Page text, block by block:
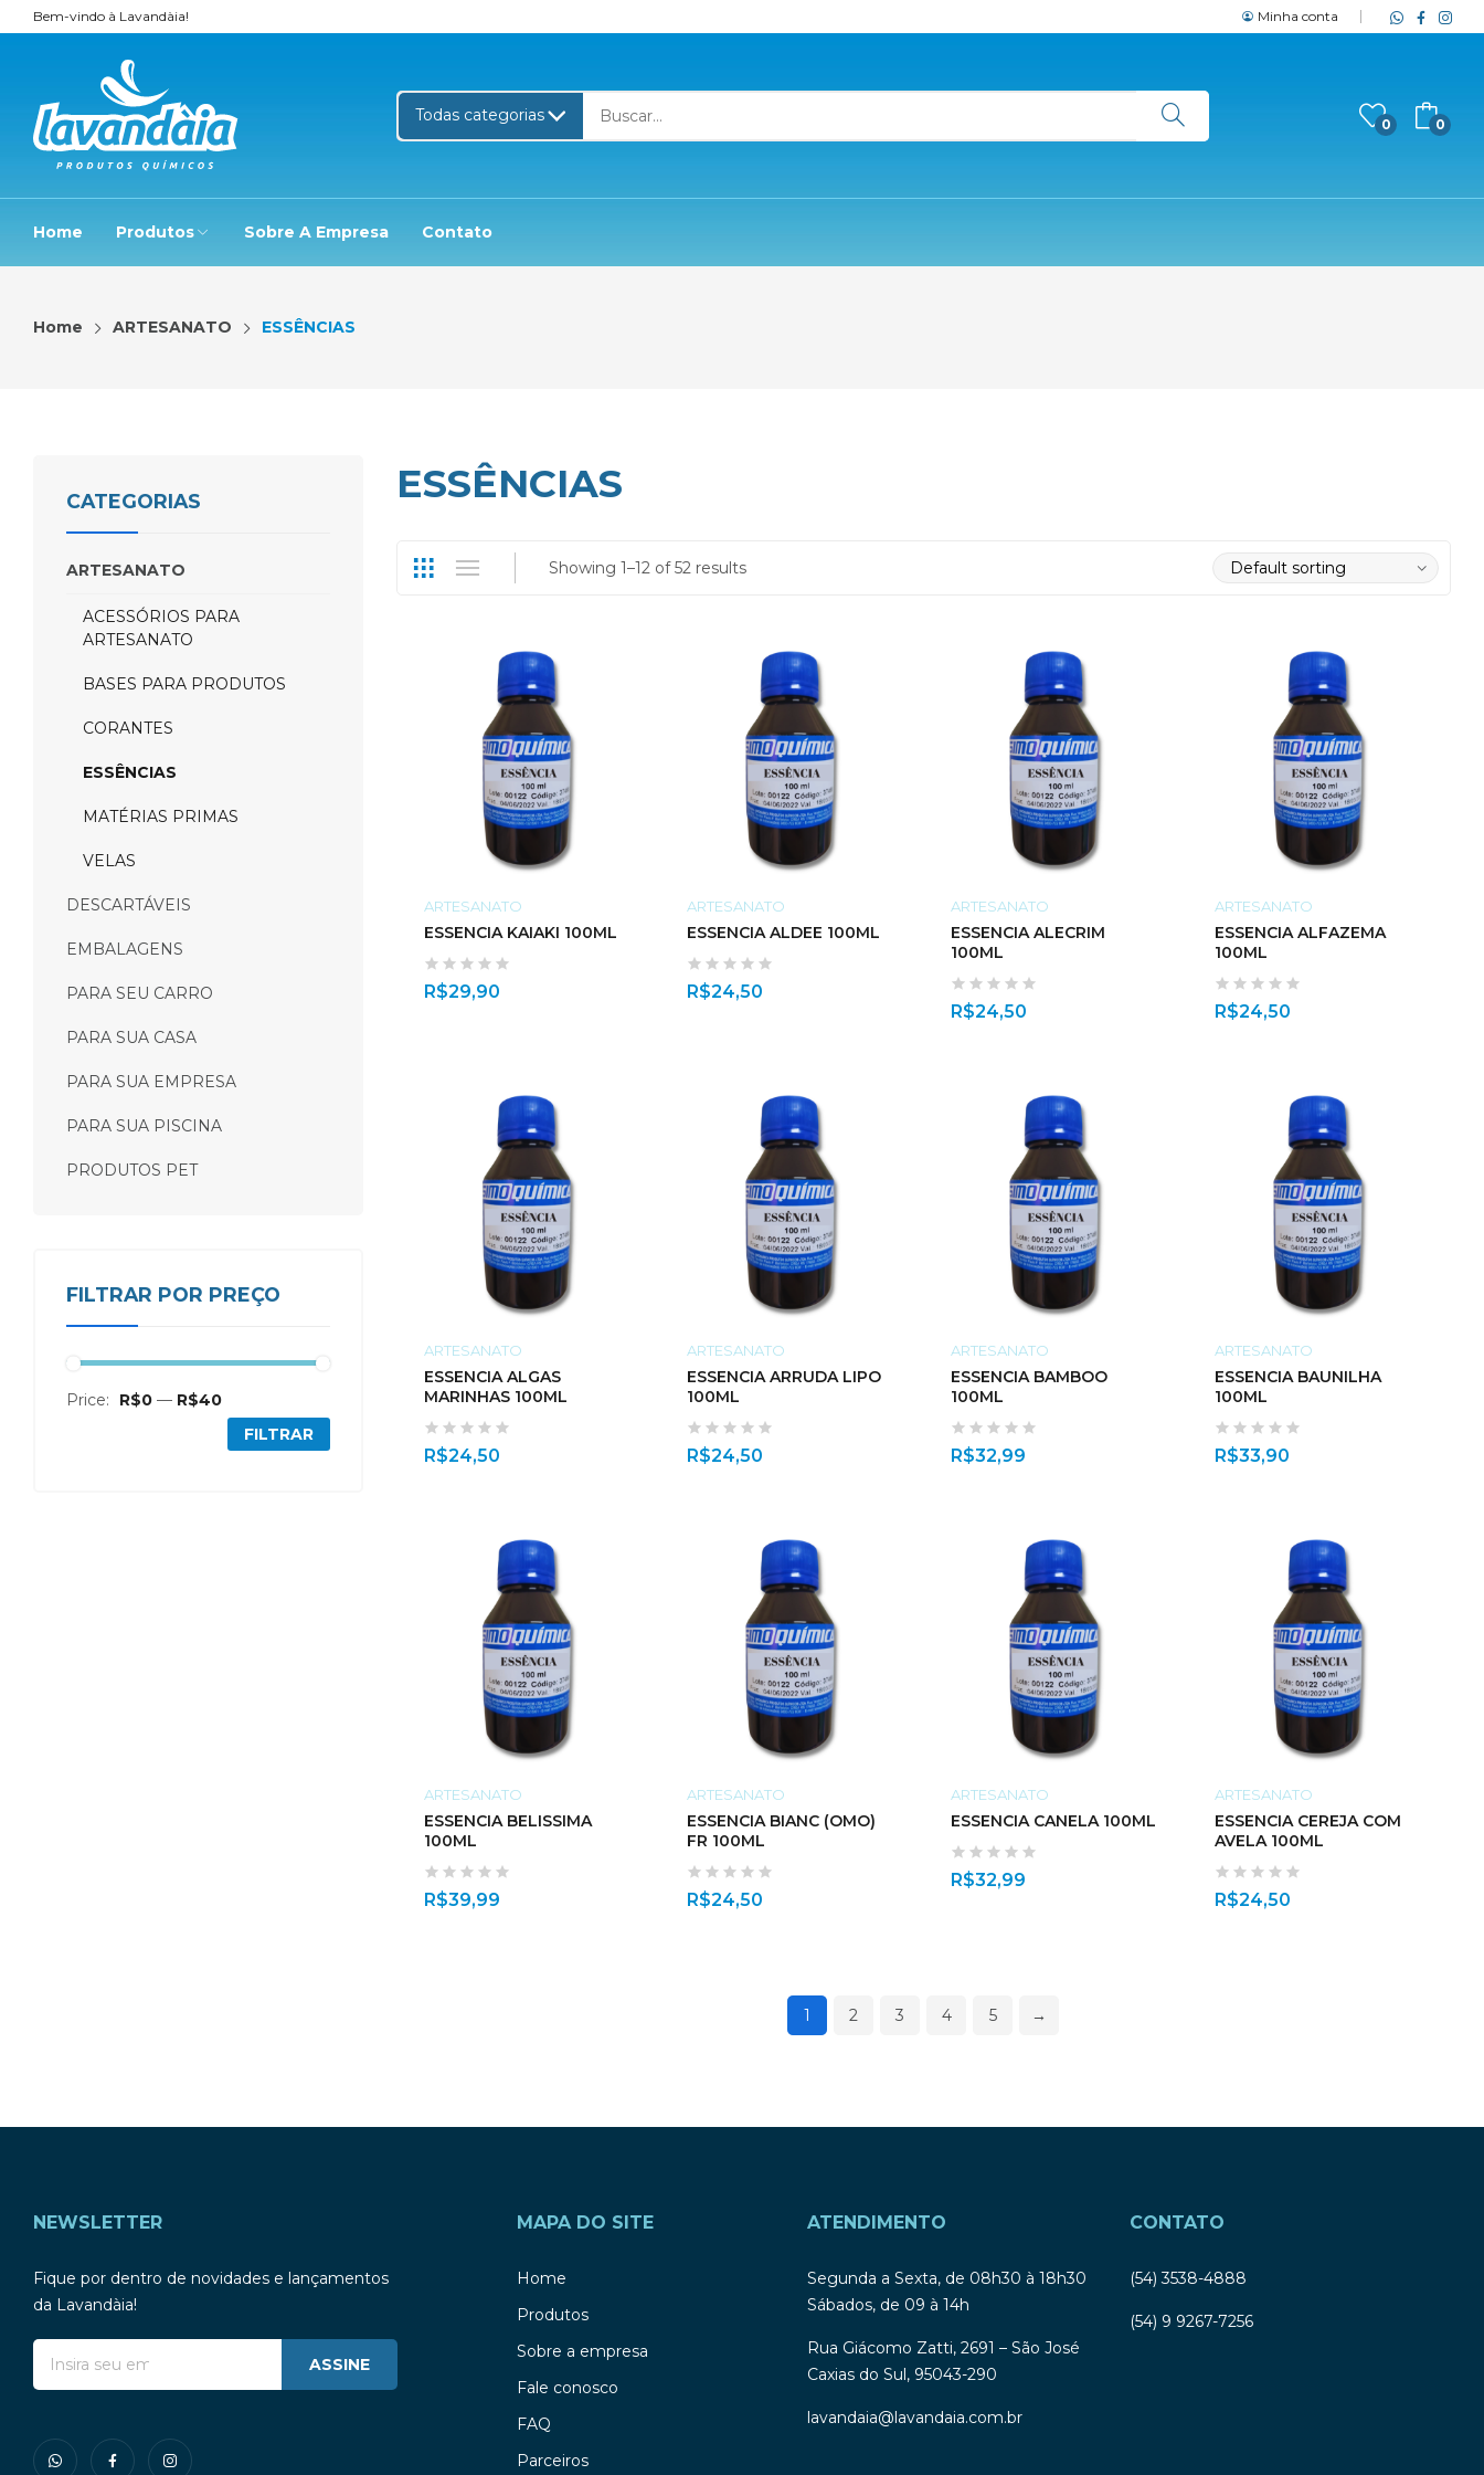
Bem-vindo à Lavandàia! Minha conta
0 0
Home Produtos Sobre A Empresa Contato
Home ARTESANATO ESSÊNCIAS
ESSÊNCIAS
Showing 1–12 of 52 results
ARTESANATO
ESSENCIA KAIAKI 100ML
R$29,90
ARTESANATO
ESSENCIA ALDEE 100ML
R$24,50
ARTESANATO
ESSENCIA ALECRIM
100ML
R$24,50
ARTESANATO
ESSENCIA ALFAZEMA
100ML
R$24,50
ARTESANATO
ESSENCIA ALGAS
MARINHAS 100ML
R$24,50
ARTESANATO
ESSENCIA ARRUDA LIPO
100ML
R$24,50
ARTESANATO
ESSENCIA BAMBOO
100ML
R$32,99
ARTESANATO
ESSENCIA BAUNILHA
100ML
R$33,90
ARTESANATO
ESSENCIA BELISSIMA
100ML
R$39,99
ARTESANATO
ESSENCIA BIANC (OMO)
FR 100ML
R$24,50
ARTESANATO
ESSENCIA CANELA 100ML
R$32,99
ARTESANATO
ESSENCIA CEREJA COM
AVELA 100ML
R$24,50
1 2 3 4 5 →
CATEGORIAS
ARTESANATO
ACESSÓRIOS PARA
ARTESANATO
BASES PARA PRODUTOS
CORANTES
ESSÊNCIAS
MATÉRIAS PRIMAS
VELAS
DESCARTÁVEIS
EMBALAGENS
PARA SEU CARRO
PARA SUA CASA
PARA SUA EMPRESA
PARA SUA PISCINA
PRODUTOS PET
FILTRAR POR PREÇO
Price: R$0 — R$40
FILTRAR
NEWSLETTER
Fique por dentro de novidades e lançamentos
da Lavandàia!
ASSINE
MAPA DO SITE
Home
Produtos
Sobre a empresa
Fale conosco
FAQ
Parceiros
ATENDIMENTO
Segunda a Sexta, de 08h30 à 18h30
Sábados, de 09 à 14h
Rua Giácomo Zatti, 2691 – São José
Caxias do Sul, 95043-290
lavandaia@lavandaia.com.br
CONTATO
(54) 3538-4888
(54) 9 9267-7256